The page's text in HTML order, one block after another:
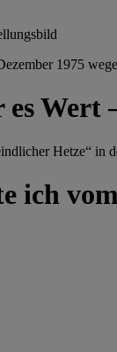
1975
es
Hetze“ in
ich